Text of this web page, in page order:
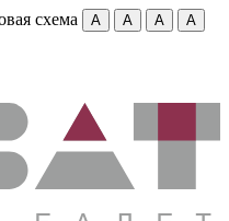
схема A A A
A